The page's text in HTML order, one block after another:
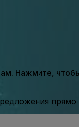
Нажмите,